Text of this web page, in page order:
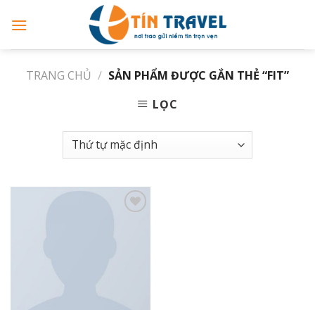
TRANG CHỦ / SẢN PHẨM ĐƯỢC GẮN THẺ “FIT”
LỌC